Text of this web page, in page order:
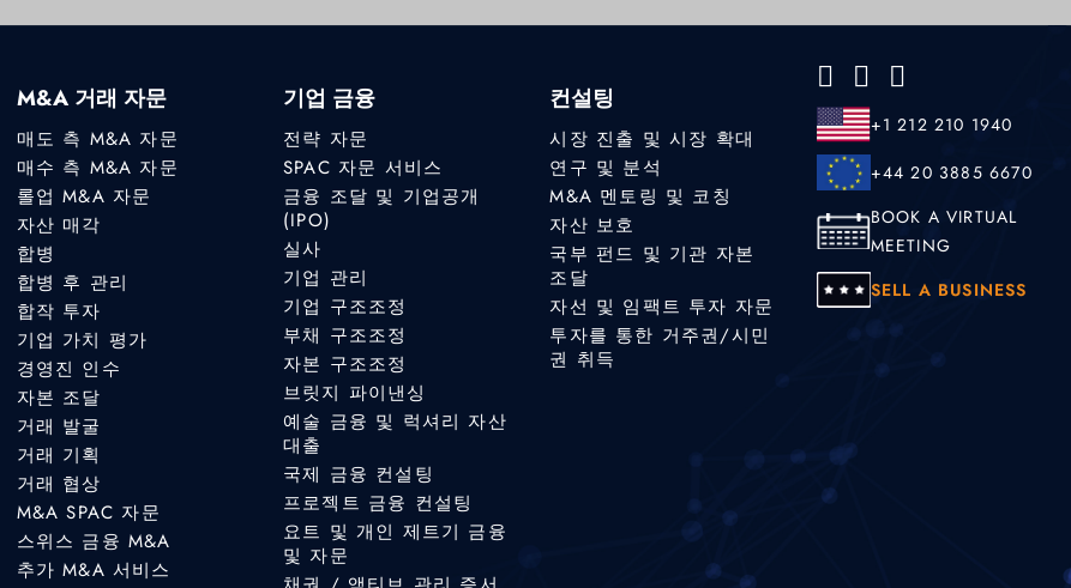
M&A 거래 자문
매도 측 M&A 자문
매수 측 M&A 자문
롤업 M&A 자문
자산 매각
합병
합병 후 관리
합작 투자
기업 가치 평가
경영진 인수
자본 조달
거래 발굴
거래 기획
거래 협상
M&A SPAC 자문
스위스 금융 M&A
추가 M&A 서비스
기업 금융
전략 자문
SPAC 자문 서비스
금융 조달 및 기업공개
(IPO)
실사
기업 관리
기업 구조조정
부채 구조조정
자본 구조조정
브릿지 파이낸싱
예술 금융 및 럭셔리 자산
대출
국제 금융 컨설팅
프로젝트 금융 컨설팅
요트 및 개인 제트기 금융
및 자문
컨설팅
시장 진출 및 시장 확대
연구 및 분석
M&A 멘토링 및 코칭
자산 보호
국부 펀드 및 기관 자본
조달
자선 및 임팩트 투자 자문
투자를 통한 거주권/시민
권 취득
+1 212 210 1940
+44 20 3885 6670
BOOK A VIRTUAL
MEETING
SELL A BUSINESS